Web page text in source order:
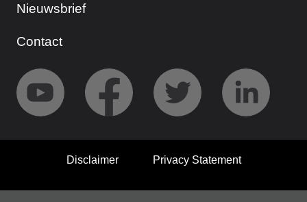
Nieuwsbrief
Contact
Disclaimer Privacy Statement